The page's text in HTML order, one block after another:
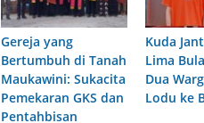
Gereja yang
Bertumbuh di Tanah
Maukawini: Sukacita
Pemekaran GKS dan
Pentahbisan
Kuda
Lima
Dua
Lodu ke